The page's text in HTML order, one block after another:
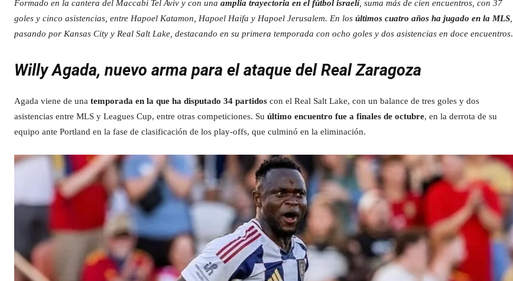
Formado en la cantera del Maccabi Tel Aviv y con una amplia trayectoria en el fútbol israelí, suma más de cien encuentros, con 37
goles y cinco asistencias, entre Hapoel Katamon, Hapoel Haifa y Hapoel Jerusalem. En los últimos cuatro años ha jugado en la MLS,
pasando por Kansas City y Real Salt Lake, destacando en su primera temporada con ocho goles y dos asistencias en doce encuentros.
Willy Agada, nuevo arma para el ataque del Real Zaragoza
Agada viene de una temporada en la que ha disputado 34 partidos con el Real Salt Lake, con un balance de tres goles y dos
asistencias entre MLS y Leagues Cup, entre otras competiciones. Su último encuentro fue a finales de octubre, en la derrota de su
equipo ante Portland en la fase de clasificación de los play-offs, que culminó en la eliminación.